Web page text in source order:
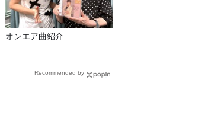
オンエア曲紹介
Recommended by